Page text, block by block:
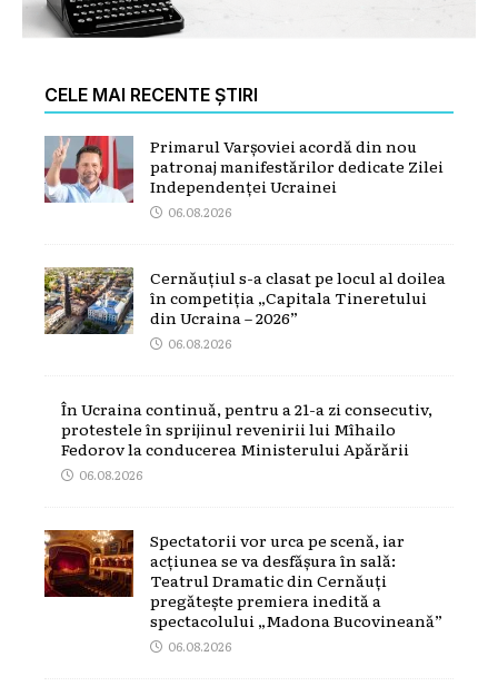
CELE MAI RECENTE ȘTIRI
Primarul Varșoviei acordă din nou
patronaj manifestărilor dedicate Zilei
Independenței Ucrainei
06.08.2026
Cernăuțiul s-a clasat pe locul al doilea
în competiția „Capitala Tineretului
din Ucraina – 2026”
06.08.2026
În Ucraina continuă, pentru a 21-a zi consecutiv,
protestele în sprijinul revenirii lui Mîhailo
Fedorov la conducerea Ministerului Apărării
06.08.2026
Spectatorii vor urca pe scenă, iar
acțiunea se va desfășura în sală:
Teatrul Dramatic din Cernăuți
pregătește premiera inedită a
spectacolului „Madona Bucovineană”
06.08.2026